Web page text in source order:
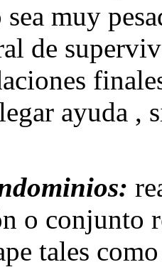
sea muy
de
ayuda ,
o conjunto
tales